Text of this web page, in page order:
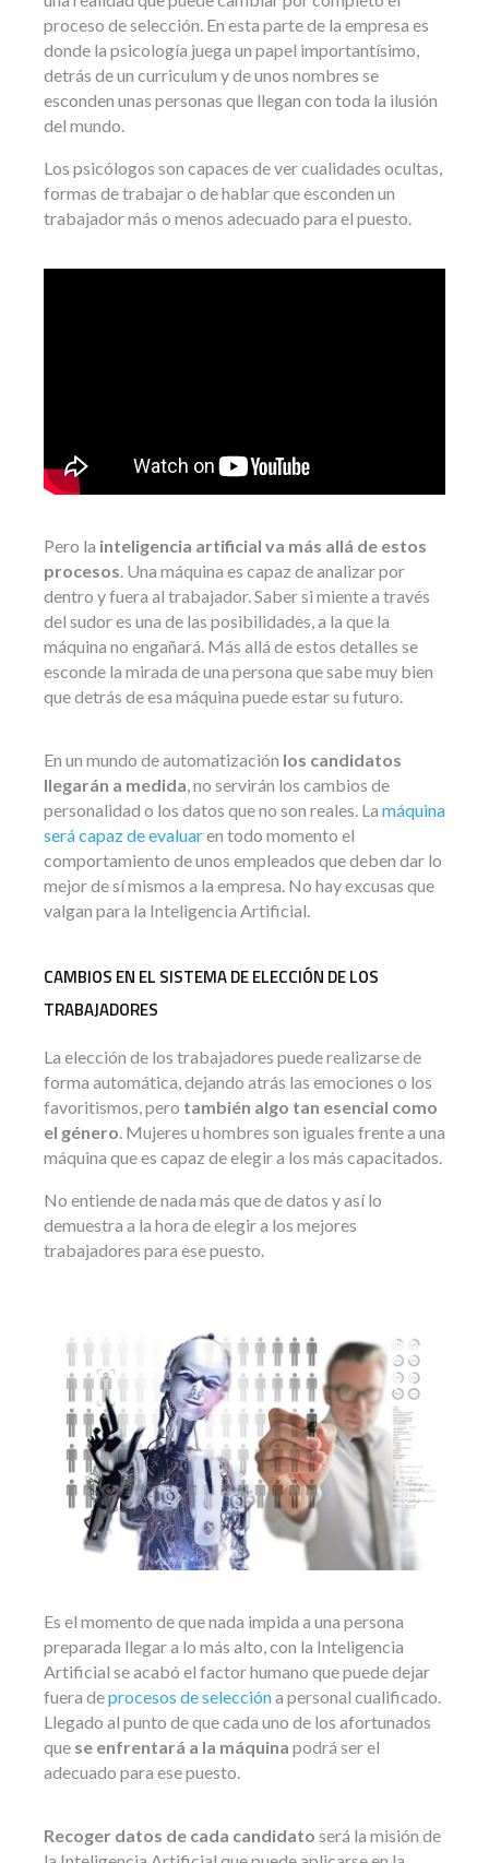
proceso de selección. En esta parte de la empresa es
donde la psicología juega un papel importantísimo,
detrás de un curriculum y de unos nombres se
esconden unas personas que llegan con toda la ilusión
del mundo.
Los psicólogos son capaces de ver cualidades ocultas,
formas de trabajar o de hablar que esconden un
trabajador más o menos adecuado para el puesto.
Pero la inteligencia artificial va más allá de estos
procesos . Una máquina es capaz de analizar por
dentro y fuera al trabajador. Saber si miente a través
del sudor es una de las posibilidades, a la que la
máquina no engañará. Más allá de estos detalles se
esconde la mirada de una persona que sabe muy bien
que detrás de esa máquina puede estar su futuro.
En un mundo de automatización los candidatos
llegarán a medida , no servirán los cambios de
personalidad o los datos que no son reales. La máquina
será capaz de evaluaren todo momento el
comportamiento de unos empleados que deben dar lo
mejor de sí mismos a la empresa. No hay excusas que
valgan para la Inteligencia Artificial.
CAMBIOS EN EL SISTEMA DE ELECCIÓN DE LOS
TRABAJADORES
La elección de los trabajadores puede realizarse de
forma automática, dejando atrás las emociones o los
favoritismos, pero también algo tan esencial como
el género . Mujeres u hombres son iguales frente a una
máquina que es capaz de elegir a los más capacitados.
No entiende de nada más que de datos y así lo
demuestra a la hora de elegir a los mejores
trabajadores para ese puesto.
Es el momento de que nada impida a una persona
preparada llegar a lo más alto, con la Inteligencia
Artificial se acabó el factor humano que puede dejar
fuera deprocesos de seleccióna personal cualificado.
Llegado al punto de que cada uno de los afortunados
que se enfrentará a la máquina podrá ser el
adecuado para ese puesto.
Recoger datos de cada candidato será la misión de